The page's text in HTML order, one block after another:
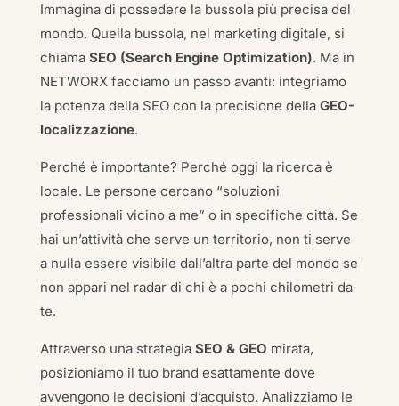
Immagina di possedere la bussola più precisa del
mondo. Quella bussola, nel marketing digitale, si
chiama SEO (Search Engine Optimization). Ma in
NETWORX facciamo un passo avanti: integriamo
la potenza della SEO con la precisione della GEO-
localizzazione.
Perché è importante? Perché oggi la ricerca è
locale. Le persone cercano “soluzioni
professionali vicino a me” o in specifiche città. Se
hai un’attività che serve un territorio, non ti serve
a nulla essere visibile dall’altra parte del mondo se
non appari nel radar di chi è a pochi chilometri da
te.
Attraverso una strategia SEO & GEO mirata,
posizioniamo il tuo brand esattamente dove
avvengono le decisioni d’acquisto. Analizziamo le